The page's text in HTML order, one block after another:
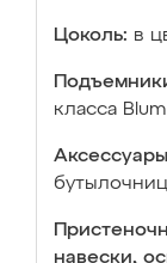
Цоколь: в
класса
навески,